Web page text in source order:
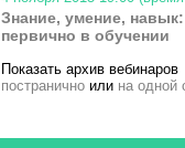
Знание, умение, навык:
первично в обучении
Показать архив вебинаров
постранично или на одной